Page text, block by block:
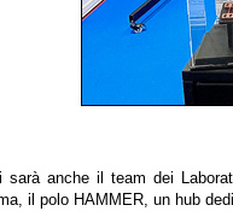
anche il team dei
il polo HAMMER, un hub